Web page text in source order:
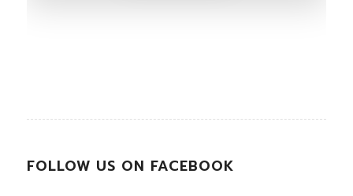
FOLLOW US ON FACEBOOK